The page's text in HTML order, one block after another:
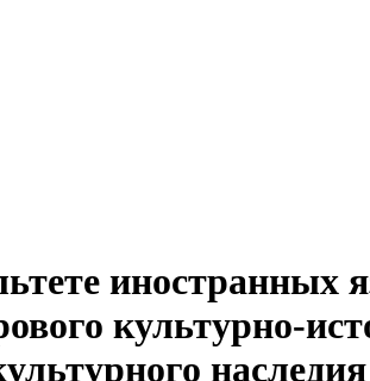
культурно-